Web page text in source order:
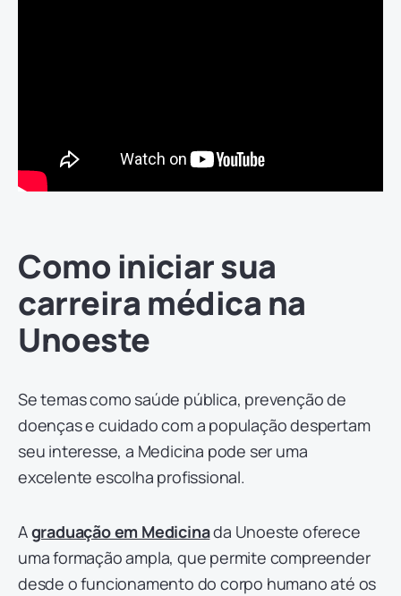
Como iniciar sua
carreira médica na
Unoeste
Se temas como saúde pública, prevenção de
doenças e cuidado com a população despertam
seu interesse, a Medicina pode ser uma
excelente escolha profissional.
Agraduação em Medicinada Unoeste oferece
uma formação ampla, que permite compreender
desde o funcionamento do corpo humano até os